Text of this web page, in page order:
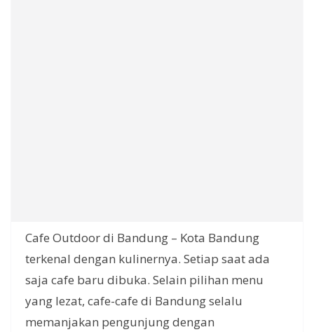
Cafe Outdoor di Bandung – Kota Bandung
terkenal dengan kulinernya. Setiap saat ada
saja cafe baru dibuka. Selain pilihan menu
yang lezat, cafe-cafe di Bandung selalu
memanjakan pengunjung dengan